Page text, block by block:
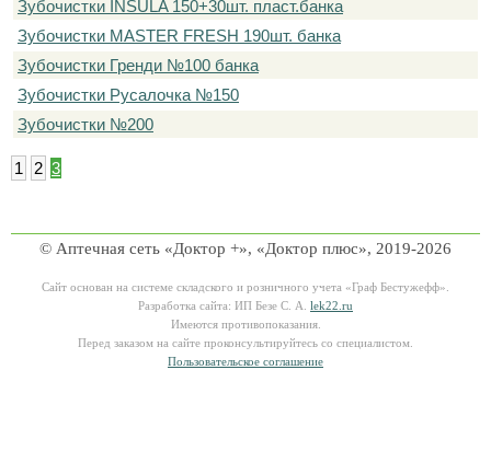
Зубочистки INSULA 150+30шт. пласт.банка
Зубочистки MASTER FRESH 190шт. банка
Зубочистки Гренди №100 банка
Зубочистки Русалочка №150
Зубочистки №200
1 2 3
© Аптечная сеть «Доктор +», «Доктор плюс», 2019-2026
Сайт основан на системе складского и розничного учета «Граф Бестужефф».
Разработка сайта: ИП Безе С. А. lek22.ru
Имеются противопоказания.
Перед заказом на сайте проконсультируйтесь со специалистом.
Пользовательское соглашение